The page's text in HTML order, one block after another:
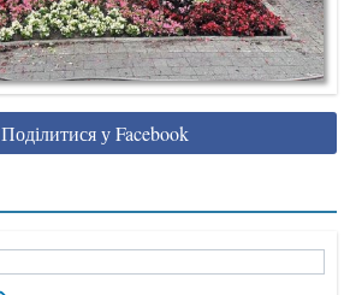
Поділитися у Facebook